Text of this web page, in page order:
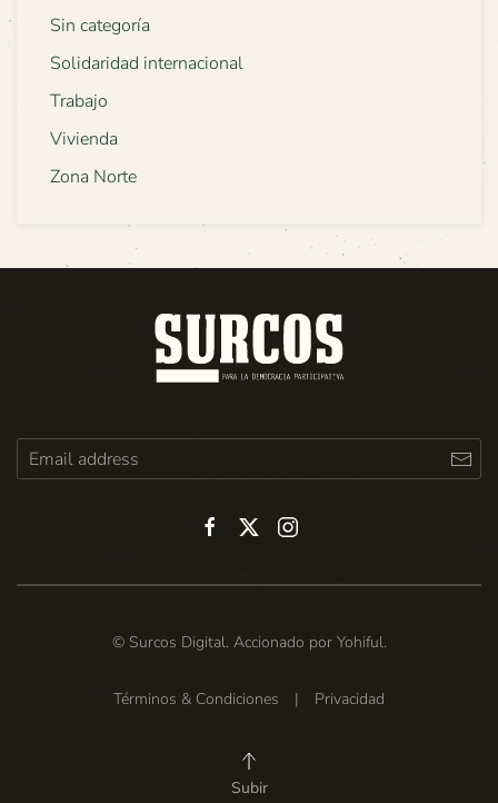
Sin categoría
Solidaridad internacional
Trabajo
Vivienda
Zona Norte
© Surcos Digital. Accionado por Yohiful.
Términos & Condiciones | Privacidad
Subir